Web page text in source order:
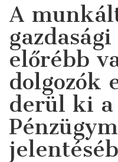
A
előrébb
dolgozók
derül ki a